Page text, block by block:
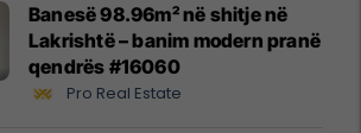
Banesë 98.96m² në shitje në
Lakrishtë – banim modern pranë
qendrës #16060
Pro Real Estate